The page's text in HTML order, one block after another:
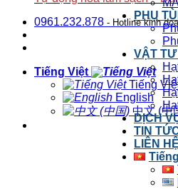
0961.232.878
Tiếng Việt
Tiếng
English
中文 (中
PHỤ
VẬT
DỊCH
TIN
LIÊN HỆ